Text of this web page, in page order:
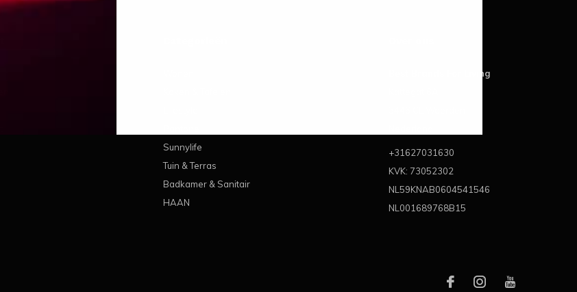
Sunnylife
Tuin & Terras
Badkamer & Sanitair
HAAN
Best Brands For Living
+31627031630
KVK: 73052302
NL59KNAB0604541546
NL001689768B15